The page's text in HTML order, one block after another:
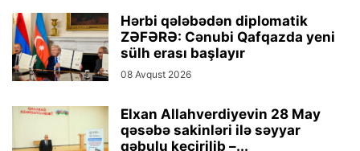
Hərbi qələbədən diplomatik
ZƏFƏRƏ: Cənubi Qafqazda yeni
sülh erası başlayır
08 Avqust 2026
Elxan Allahverdiyevin 28 May
qəsəbə sakinləri ilə səyyar
qəbulu keçirilib –...